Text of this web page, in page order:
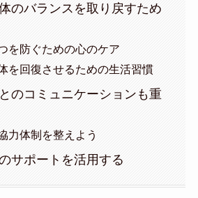
のバランスを取り戻すため
を防ぐための心のケア
を回復させるための生活習慣
のコミュニケーションも重
力体制を整えよう
サポートを活用する